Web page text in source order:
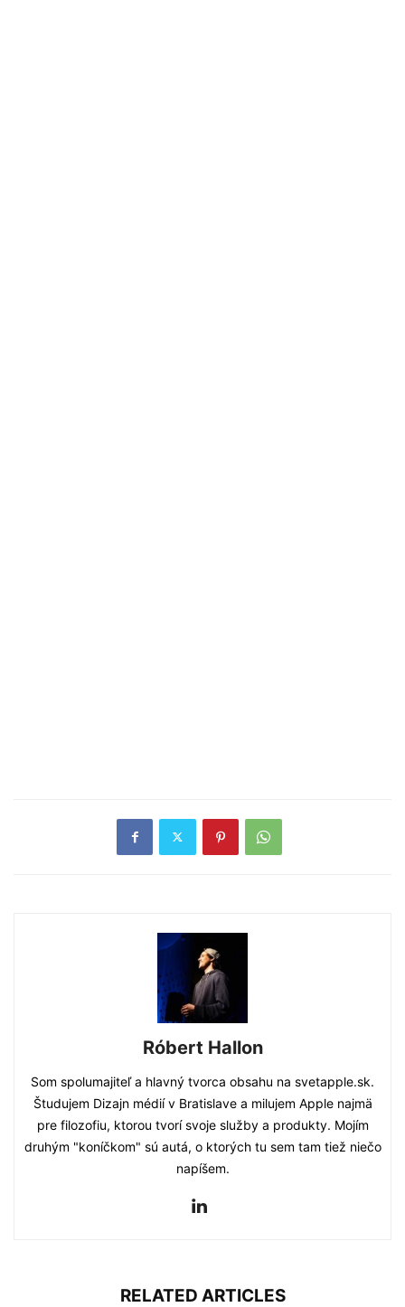
Róbert Hallon
Som spolumajiteľ a hlavný tvorca obsahu na svetapple.sk.
Študujem Dizajn médií v Bratislave a milujem Apple najmä
pre filozofiu, ktorou tvorí svoje služby a produkty. Mojím
druhým "koníčkom" sú autá, o ktorých tu sem tam tiež niečo
napíšem.
RELATED ARTICLES